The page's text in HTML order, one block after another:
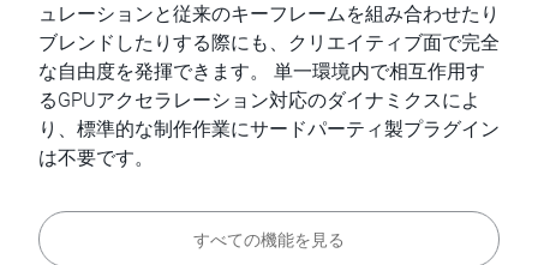
ュレーションと従来のキーフレームを組み合わせたり
ブレンドしたりする際にも、クリエイティブ面で完全
な自由度を発揮できます。 単一環境内で相互作用す
るGPUアクセラレーション対応のダイナミクスによ
り、標準的な制作作業にサードパーティ製プラグイン
は不要です。
すべての機能を見る